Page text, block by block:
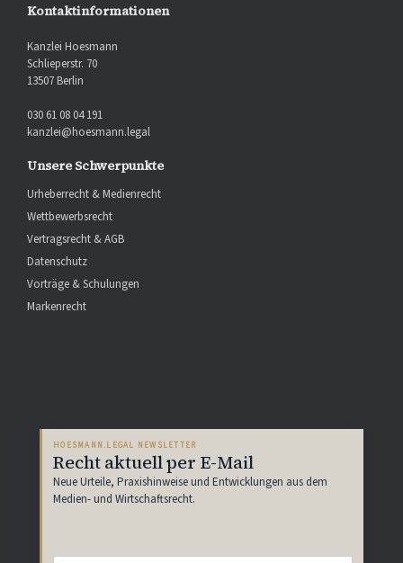
Kontaktinformationen
Kanzlei Hoesmann
Schlieperstr. 70
13507 Berlin
030 61 08 04 191
kanzlei@hoesmann.legal
Unsere Schwerpunkte
Urheberrecht & Medienrecht
Wettbewerbsrecht
Vertragsrecht & AGB
Datenschutz
Vorträge & Schulungen
Markenrecht
HOESMANN.LEGAL NEWSLETTER
Recht aktuell per E-Mail
Neue Urteile, Praxishinweise und Entwicklungen aus dem
Medien- und Wirtschaftsrecht.
Mail-